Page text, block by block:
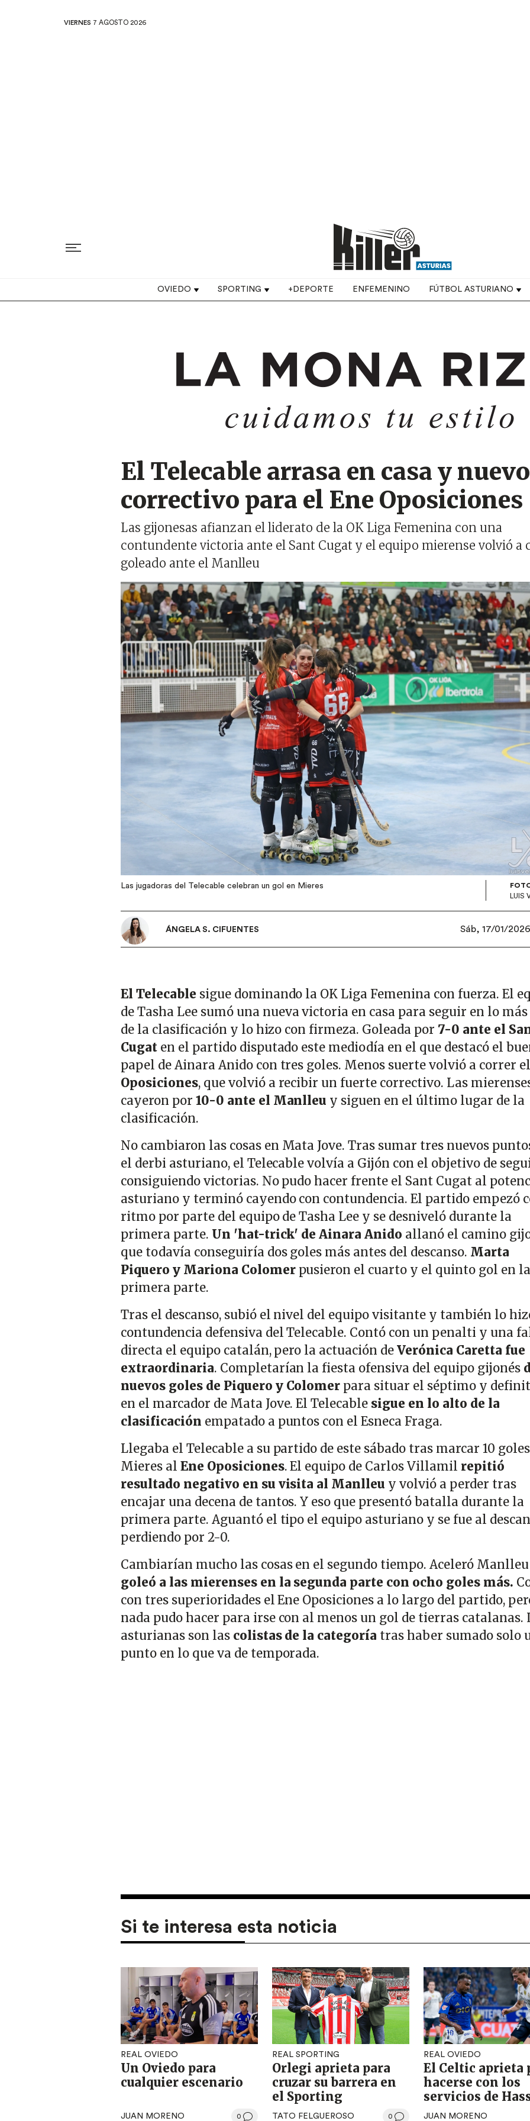
VIERNES 7 AGOSTO 2026
Top navigation
OVIEDO SPORTING +DEPORTE ENFEMENINO FÚTBOL ASTURIANO
El Telecable arrasa en casa y nuevo
correctivo para el Ene Oposiciones
Las gijonesas afianzan el liderato de la OK Liga Femenina con una
contundente victoria ante el Sant Cugat y el equipo mierense volvió a
goleado ante el Manlleu
Imagen
Las jugadoras del Telecable celebran un gol en Mieres
LUIS
ÁNGELA S. CIFUENTES Sáb, 17/01/
El Telecable sigue dominando la OK Liga Femenina con fuerza. El
de Tasha Lee sumó una nueva victoria en casa para seguir en lo
de la clasificación y lo hizo con firmeza. Goleada por 7-0 ante el
Cugat en el partido disputado este mediodía en el que destacó el
papel de Ainara Anido con tres goles. Menos suerte volvió a correr
Oposiciones, que volvió a recibir un fuerte correctivo. Las
cayeron por 10-0 ante el Manlleu y siguen en el último lugar de la
clasificación.
No cambiaron las cosas en Mata Jove. Tras sumar tres nuevos
el derbi asturiano, el Telecable volvía a Gijón con el objetivo de
consiguiendo victorias. No pudo hacer frente el Sant Cugat al
asturiano y terminó cayendo con contundencia. El partido empezó
ritmo por parte del equipo de Tasha Lee y se desniveló durante la
primera parte. Un 'hat-trick' de Ainara Anido allanó el camino
que todavía conseguiría dos goles más antes del descanso. Marta
Piquero y Mariona Colomer pusieron el cuarto y el quinto gol en la
primera parte.
Tras el descanso, subió el nivel del equipo visitante y también lo
contundencia defensiva del Telecable. Contó con un penalti y una
directa el equipo catalán, pero la actuación deVerónica Caretta fue
extraordinaria. Completarían la fiesta ofensiva del equipo gijonés
nuevos goles de Piquero y Colomer para situar el séptimo y
en el marcador de Mata Jove. El Telecable sigue en lo alto de la
clasificación empatado a puntos con el Esneca Fraga.
Llegaba el Telecable a su partido de este sábado tras marcar 10
Mieres al Ene Oposiciones. El equipo de Carlos Villamil repitió
resultado negativo en su visita al Manlleu y volvió a perder tras
encajar una decena de tantos. Y eso que presentó batalla durante la
primera parte. Aguantó el tipo el equipo asturiano y se fue al
perdiendo por 2-0.
Cambiarían mucho las cosas en el segundo tiempo. Aceleró
goleó a las mierenses en la segunda parte con ocho goles más.
con tres superioridades el Ene Oposiciones a lo largo del partido,
nada pudo hacer para irse con al menos un gol de tierras catalanas.
asturianas son las colistas de la categoría tras haber sumado solo
punto en lo que va de temporada.
Si te interesa esta noticia
REAL OVIEDO
Un Oviedo para
cualquier escenario
JUAN MORENO 0
REAL SPORTING
Orlegi aprieta para
cruzar su barrera en
el Sporting
TATO FELGUEROSO 0
REAL OVIEDO
El Celtic aprieta
hacerse con los
servicios de
JUAN MORENO